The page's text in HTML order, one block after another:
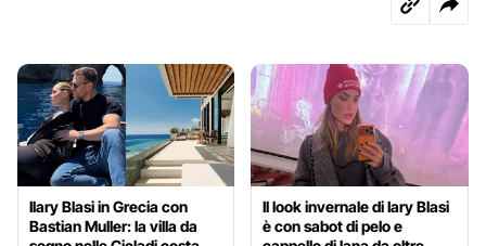
Ilary Blasi in Grecia con
Bastian Muller: la villa da
Il look invernale di Iary Blasi
è con sabot di pelo e